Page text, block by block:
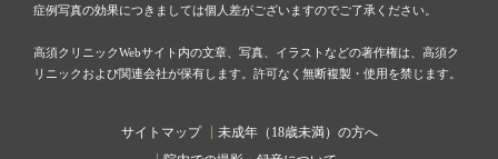
症例写真の効果につきましては個人差がございますのでご了承ください。
高須クリニックWebサイト内の文章、写真、イラストなどの著作権は、高須ク
リニックおよび関連会社が保有します。許可なく無断複製・使用を禁じます。
サイトマップ
未成年（18歳未満）の方へ